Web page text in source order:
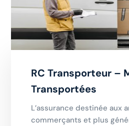
RC Transporteur –
Transportées
L’assurance destinée aux
commerçants et plus